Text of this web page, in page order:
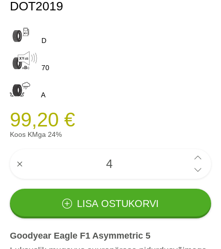
DOT2019
D
70
A
99,20 €
Koos KMga 24%
LISA OSTUKORVI
Goodyear Eagle F1 Asymmetric 5